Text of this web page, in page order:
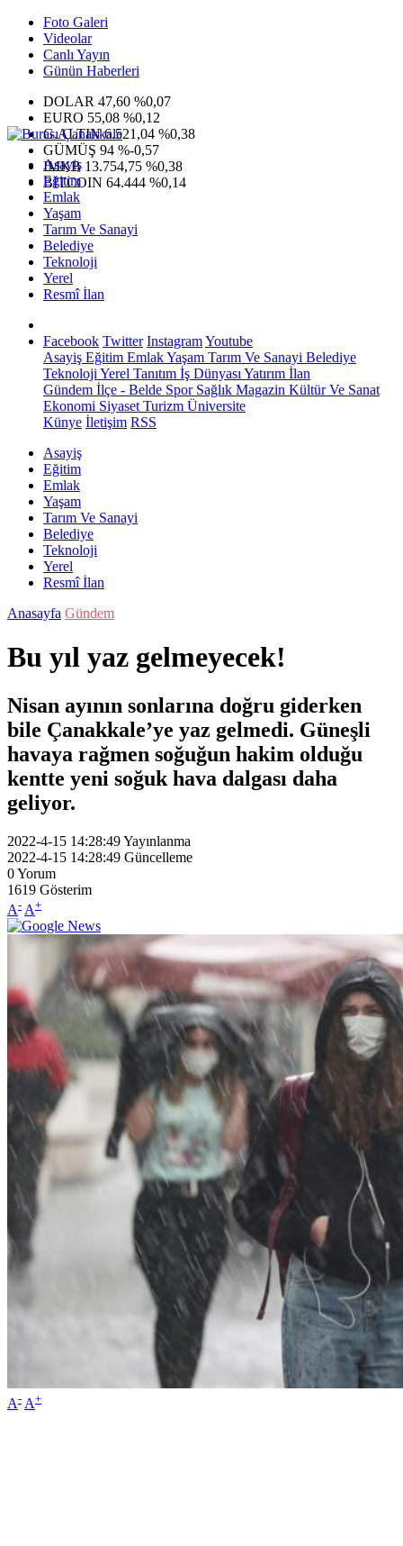
Foto Galeri
Videolar
Canlı Yayın
Günün Haberleri
DOLAR 47,60 %0,07
EURO 55,08 %0,12
G.ALTIN6.521,04 %0,38
GÜMÜŞ 94 %-0,57
IMKB 13.754,75 %0,38
BITCOIN 64.444 %0,14
Asayiş
Eğitim
Emlak
Yaşam
Tarım Ve Sanayi
Belediye
Teknoloji
Yerel
Resmî İlan
Facebook Twitter InstagramYoutube
Asayiş Eğitim EmlakYaşam Tarım Ve Sanayi Belediye
Teknoloji Yerel Tanıtım İş Dünyası Yatırım İlan
Gündem İlçe - Belde SporSağlık Magazin Kültür Ve Sanat
Ekonomi Siyaset Turizm Üniversite
Künye İletişim RSS
Asayiş
Eğitim
Emlak
Yaşam
Tarım Ve Sanayi
Belediye
Teknoloji
Yerel
Resmî İlan
Anasayfa Gündem
Bu yıl yaz gelmeyecek!
Nisan ayının sonlarına doğru giderken
bile Çanakkale’ye yaz gelmedi. Güneşli
havaya rağmen soğuğun hakim olduğu
kentte yeni soğuk hava dalgası daha
geliyor.
2022-4-15 14:28:49Yayınlanma
2022-4-15 14:28:49 Güncelleme
0Yorum
1619 Gösterim
A- A+
A- A+